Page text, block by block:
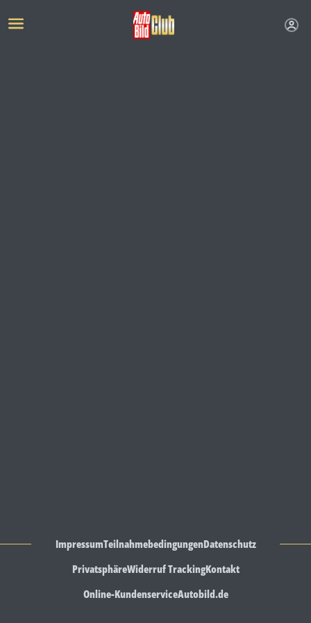
ImpressumTeilnahmebedingungenDatenschutz
PrivatsphäreWiderruf TrackingKontakt
Online-KundenserviceAutobild.de